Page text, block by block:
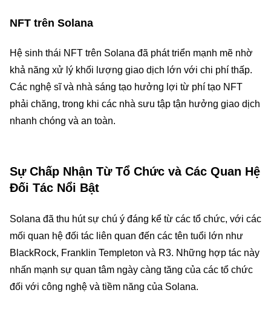
NFT trên Solana
Hệ sinh thái NFT trên Solana đã phát triển mạnh mẽ nhờ
khả năng xử lý khối lượng giao dịch lớn với chi phí thấp.
Các nghệ sĩ và nhà sáng tạo hưởng lợi từ phí tạo NFT
phải chăng, trong khi các nhà sưu tập tận hưởng giao dịch
nhanh chóng và an toàn.
Sự Chấp Nhận Từ Tổ Chức và Các Quan Hệ
Đối Tác Nổi Bật
Solana đã thu hút sự chú ý đáng kể từ các tổ chức, với các
mối quan hệ đối tác liên quan đến các tên tuổi lớn như
BlackRock, Franklin Templeton và R3. Những hợp tác này
nhấn mạnh sự quan tâm ngày càng tăng của các tổ chức
đối với công nghệ và tiềm năng của Solana.